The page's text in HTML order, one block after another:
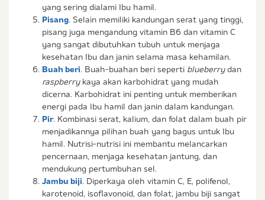
yang sering dialami Ibu hamil.
Pisang. Selain memiliki kandungan serat yang tinggi,
pisang juga mengandung vitamin B6 dan vitamin C
yang sangat dibutuhkan tubuh untuk menjaga
kesehatan Ibu dan janin selama masa kehamilan.
Buah beri. Buah-buahan beri seperti blueberrydan
raspberry kaya akan karbohidrat yang mudah
dicerna. Karbohidrat ini penting untuk memberikan
energi pada Ibu hamil dan janin dalam kandungan.
Pir. Kombinasi serat, kalium, dan folat dalam buah pir
menjadikannya pilihan buah yang bagus untuk Ibu
hamil. Nutrisi-nutrisi ini membantu melancarkan
pencernaan, menjaga kesehatan jantung, dan
mendukung pertumbuhan sel.
Jambu biji. Diperkaya oleh vitamin C, E, polifenol,
karotenoid, isoflavonoid, dan folat, jambu biji sangat